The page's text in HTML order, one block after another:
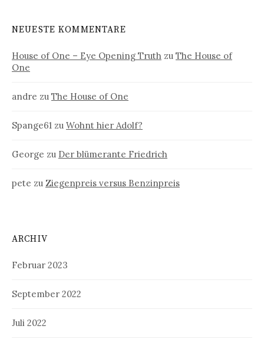
NEUESTE KOMMENTARE
House of One – Eye Opening Truth zu The House of
One
andre zu The House of One
Spange61 zu Wohnt hier Adolf?
George zu Der blümerante Friedrich
pete zu Ziegenpreis versus Benzinpreis
ARCHIV
Februar 2023
September 2022
Juli 2022